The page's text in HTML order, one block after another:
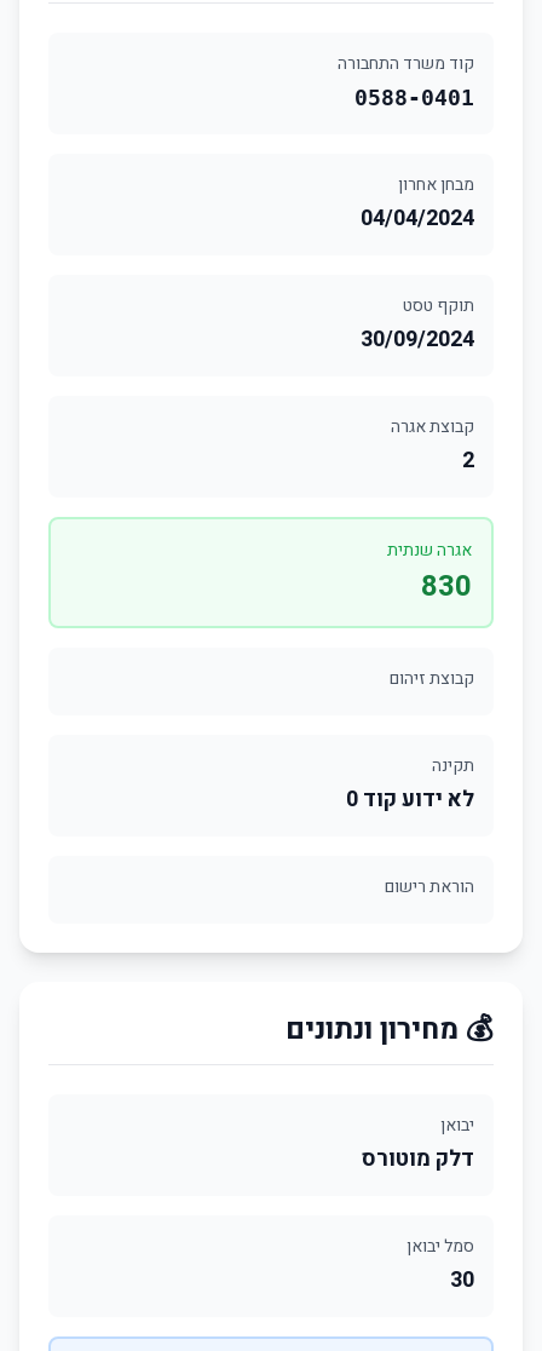
קוד משרד התחבורה
0588-0401
מבחן אחרון
04/04/2024
תוקף טסט
30/09/2024
קבוצת אגרה
2
אגרה שנתית
830
קבוצת זיהום
תקינה
לא ידוע קוד 0
הוראת רישום
💰 מחירון ונתונים
יבואן
דלק מוטורס
סמל יבואן
30